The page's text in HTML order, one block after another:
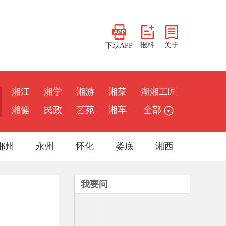
下载APP 报料 关于
湘江 湘学 湘游 湘菜
湖湘工匠
湘健
民政 艺苑 湘车 全部
州 永州 怀化 娄底 湘西
我要问